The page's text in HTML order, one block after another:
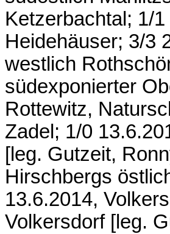
Ketzerbachtal; 1/
Heidehäuser; 3/3
westlich
südexponierter
Rottewitz,
Zadel; 1/0
[leg. Gutzeit,
Hirschbergs
13.6.2014,
Volkersdorf [leg.